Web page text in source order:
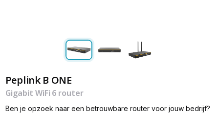
Peplink B ONE
Gigabit WiFi 6 router
Ben je opzoek naar een betrouwbare router voor jouw bedrijf?